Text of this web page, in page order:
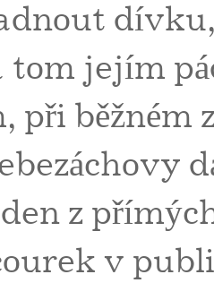
tom jejím
při běžném
z
v